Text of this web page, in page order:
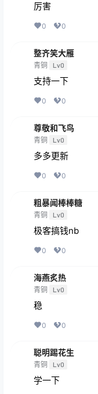
厉害
0 0
整齐笑大雁
青铜 Lv0
支持一下
0 0
尊敬和飞鸟
青铜 Lv0
多多更新
0 0
粗暴闻棒棒糖
青铜 Lv0
极客搞钱nb
0 0
海燕炙热
青铜 Lv0
稳
0 0
聪明踢花生
青铜 Lv0
学一下